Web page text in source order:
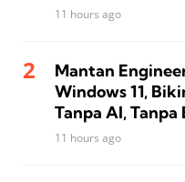
11 hours ago
Mantan
Windows 11,
Tanpa AI, Tanpa
11 hours ago